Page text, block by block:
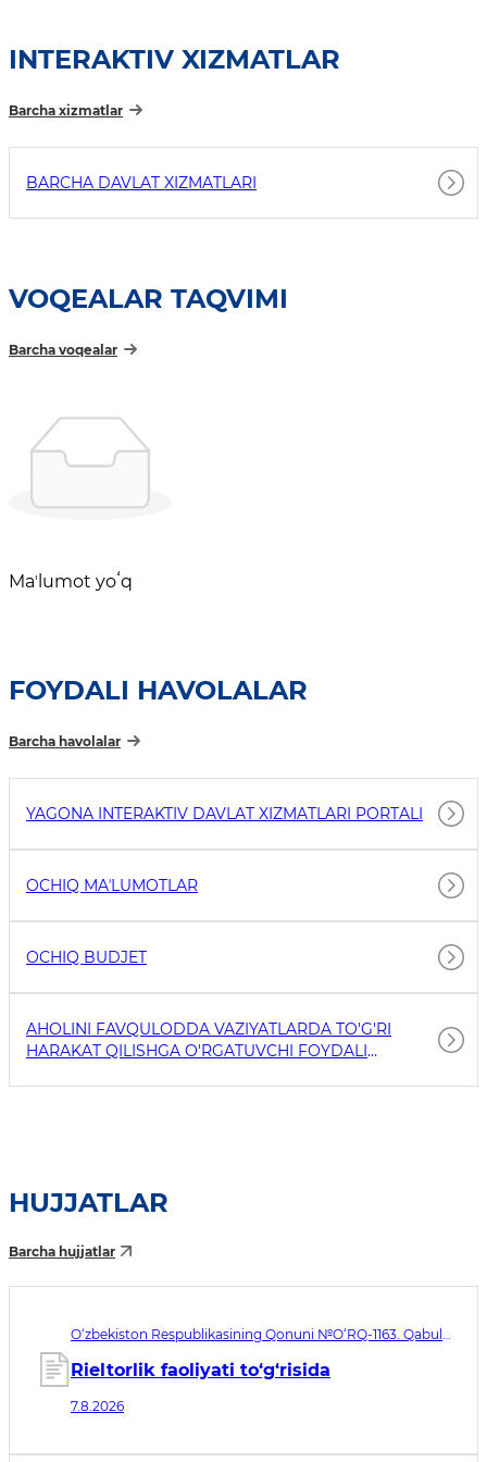
INTERAKTIV XIZMATLAR
Barcha xizmatlar
BARCHA DAVLAT XIZMATLARI
VOQEALAR TAQVIMI
Barcha voqealar
Maʼlumot yoʻq
FOYDALI HAVOLALAR
Barcha havolalar
YAGONA INTERAKTIV DAVLAT XIZMATLARI PORTALI
OCHIQ MAʼLUMOTLAR
OCHIQ BUDJET
AHOLINI FAVQULODDA VAZIYATLARDA TO'G'RI
HARAKAT QILISHGA O'RGATUVCHI FOYDALI
HUJJATLAR
Barcha hujjatlar
O‘zbekiston Respublikasining Qonuni №O‘RQ-1163. Qabul
Rieltorlik faoliyati to‘g‘risida
7.8.2026